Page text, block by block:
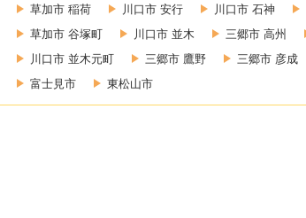
草加市 稲荷
川口市 安行 川口市 石神
草加市 谷塚町
川口市 並木 三郷市 高州
川口市 並木元町
三郷市 鷹野 三郷市 彦成
富士見市
東松山市